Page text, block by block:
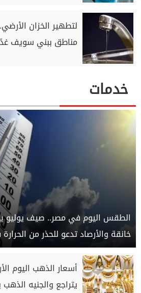
مناطق ببني سويف
خدمات
الطقس اليوم في مصر.. صيف يوليو
خانقة والأرصاد تدعو للحذر من
يتراجع والجنيه